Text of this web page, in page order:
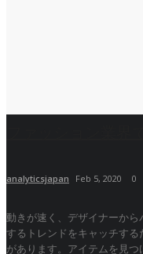
analyticsjapan Feb 5, 2020 0
動きが速く、デザイナーか
するトレンドをキャッチす
があります。アイテムを見